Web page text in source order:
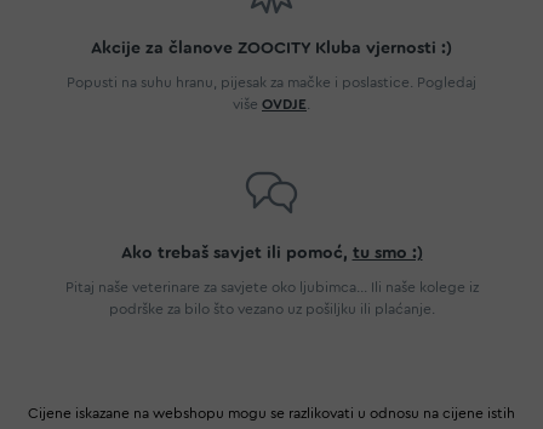
Akcije za članove ZOOCITY Kluba vjernosti :)
Popusti na suhu hranu, pijesak za mačke i poslastice. Pogledaj
više OVDJE
Ako trebaš savjet ili pomoć, tu smo :)
Pitaj naše veterinare za savjete oko ljubimca... Ili naše kolege iz
podrške za bilo što vezano uz pošiljku ili plaćanje.
Cijene iskazane na webshopu mogu se razlikovati u odnosu na cijene istih